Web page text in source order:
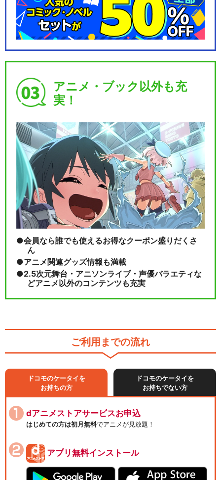
アニメ・ブック以外も充
実！
会員なら誰でも使えるお得なクーポン盛りだくさ
ん
アニメ関連グッズ情報も満載
2.5次元舞台・アニソンライブ・声優バラエティな
どアニメ以外のコンテンツも充実
ご利用までの流れ
ドコモのケータイを
お持ちの方
ドコモのケータイを
お持ちでない方
dアニメストアサービスお申込
はじめての方は初月無料でアニメが見放題！
アプリ無料インストール